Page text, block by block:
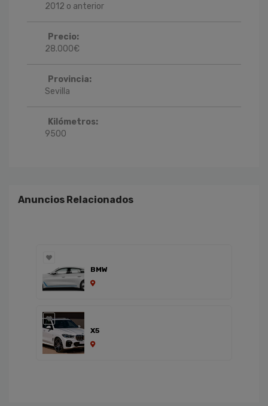
2012 o anterior
Precio:
28.000€
Provincia:
Sevilla
Kilómetros:
9500
Anuncios Relacionados
BMW
X5